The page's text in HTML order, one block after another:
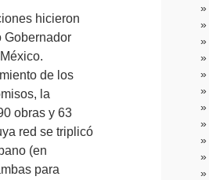
hicieron
Gobernador
de los
la
obras y 63
red se triplicó
(en
para